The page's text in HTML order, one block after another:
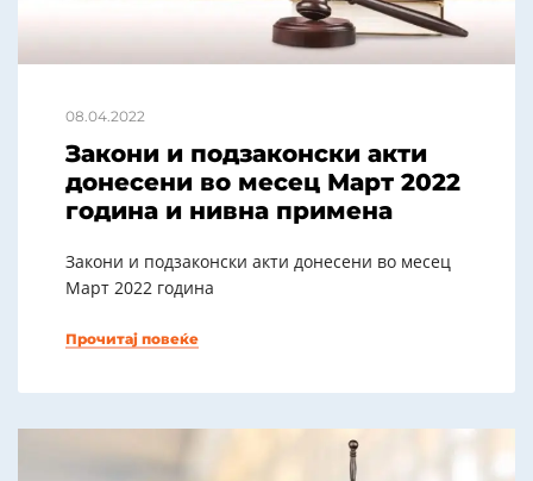
08.04.2022
Закони и подзаконски акти
донесени во месец Март 2022
година и нивна примена
Закони и подзаконски акти донесени во месец
Март 2022 година
Прочитај повеќе